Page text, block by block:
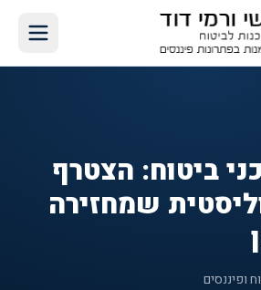
ביטוח: הצטרף
שמחזירה
ופיננסים